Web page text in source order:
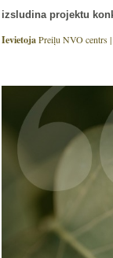
izsludina projektu
IevietojaPreiļu NVO centrs |